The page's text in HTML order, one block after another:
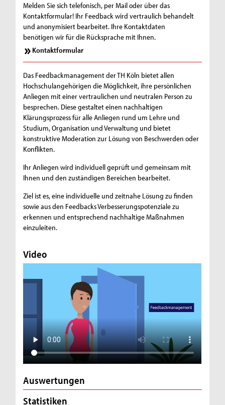
Melden Sie sich telefonisch, per Mail oder über das
Kontaktformular! Ihr Feedback wird vertraulich behandelt
und anonymisiert bearbeitet. Ihre Kontaktdaten
benötigen wir für die Rücksprache mit Ihnen.
Kontaktformular
Das Feedbackmanagement der TH Köln bietet allen
Hochschulangehörigen die Möglichkeit, ihre persönlichen
Anliegen mit einer vertraulichen und neutralen Person zu
besprechen. Diese gestaltet einen nachhaltigen
Klärungsprozess für alle Anliegen rund um Lehre und
Studium, Organisation und Verwaltung und bietet
konstruktive Moderation zur Lösung von Beschwerden oder
Konflikten.
Ihr Anliegen wird individuell geprüft und gemeinsam mit
Ihnen und den zuständigen Bereichen bearbeitet.
Ziel ist es, eine individuelle und zeitnahe Lösung zu finden
sowie aus den Feedbacks Verbesserungspotenziale zu
erkennen und entsprechend nachhaltige Maßnahmen
einzuleiten.
Video
Auswertungen
Statistiken